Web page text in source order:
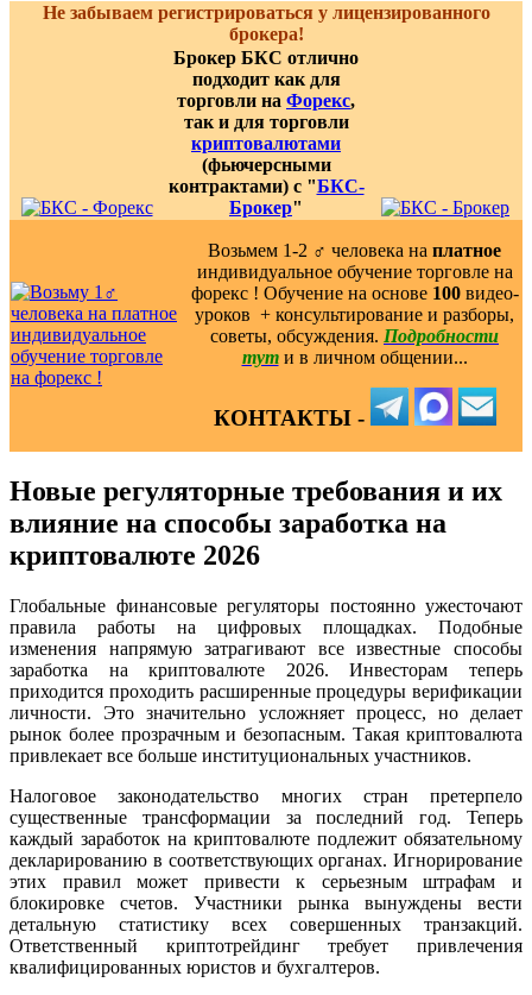
Не забываем регистрироваться у лицензированного
брокера!
Брокер БКС отлично
подходит как для
торговли на Форекс,
так и для торговли
криптовалютами
(фьючерсными
контрактами) с "БКС-
Брокер"
Возьмем 1-2 ‍♂️ человека на платное
индивидуальное обучение торговле на
форекс ! Обучение на основе 100видео-
уроков ️ + консультирование и разборы,
советы, обсуждения. Подробности
тут и в личном общении...
КОНТАКТЫ -
Новые регуляторные требования и их
влияние на способы заработка на
криптовалюте 2026
Глобальные финансовые регуляторы постоянно ужесточают
правила работы на цифровых площадках. Подобные
изменения напрямую затрагивают все известные способы
заработка на криптовалюте 2026. Инвесторам теперь
приходится проходить расширенные процедуры верификации
личности. Это значительно усложняет процесс, но делает
рынок более прозрачным и безопасным. Такая криптовалюта
привлекает все больше институциональных участников.
Налоговое законодательство многих стран претерпело
существенные трансформации за последний год. Теперь
каждый заработок на криптовалюте подлежит обязательному
декларированию в соответствующих органах. Игнорирование
этих правил может привести к серьезным штрафам и
блокировке счетов. Участники рынка вынуждены вести
детальную статистику всех совершенных транзакций.
Ответственный криптотрейдинг требует привлечения
квалифицированных юристов и бухгалтеров.